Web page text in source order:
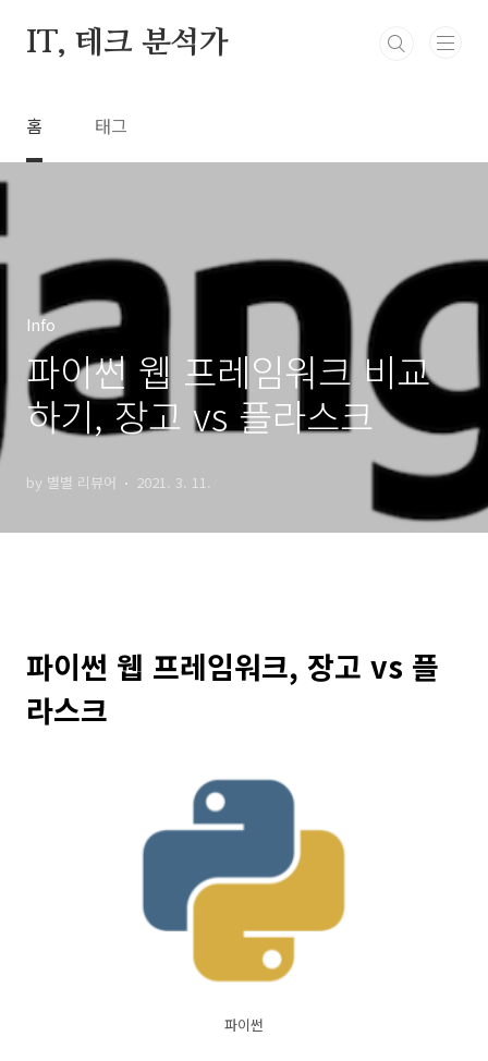
IT, 테크 분석가
홈 태그
Info
파이썬 웹 프레임워크 비교
하기, 장고 vs 플라스크
by 별별 리뷰어 2021. 3. 11.
파이썬 웹 프레임워크, 장고 vs 플
라스크
파이썬